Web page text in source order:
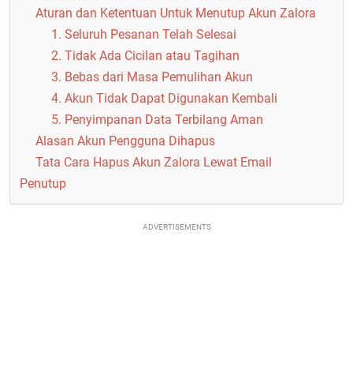
Aturan dan Ketentuan Untuk Menutup Akun Zalora
1. Seluruh Pesanan Telah Selesai
2. Tidak Ada Cicilan atau Tagihan
3. Bebas dari Masa Pemulihan Akun
4. Akun Tidak Dapat Digunakan Kembali
5. Penyimpanan Data Terbilang Aman
Alasan Akun Pengguna Dihapus
Tata Cara Hapus Akun Zalora Lewat Email
Penutup
ADVERTISEMENTS